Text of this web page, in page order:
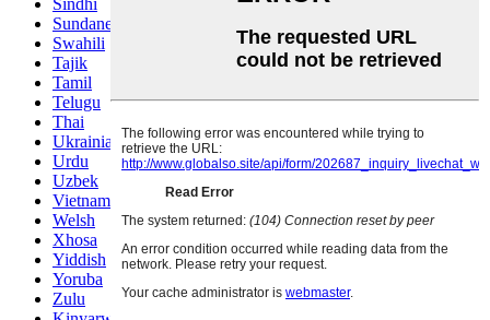
Sindhi
Sundanese
Swahili
Tajik
Tamil
Telugu
Thai
Ukrainian
Urdu
Uzbek
Vietnamese
Welsh
Xhosa
Yiddish
Yoruba
Zulu